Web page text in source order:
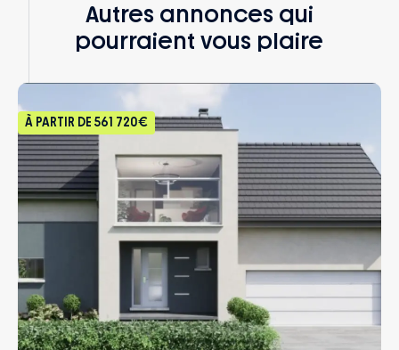
Autres annonces qui
pourraient vous plaire
À PARTIR DE 561 720€